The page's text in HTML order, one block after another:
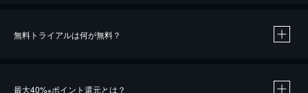
無料トライアルは何が無料？
最大40%※ポイント還元とは？